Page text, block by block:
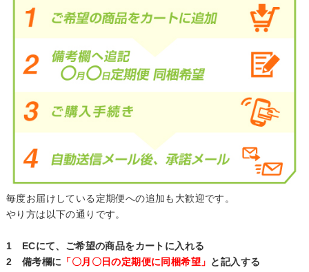
毎度お届けしている定期便への追加も大歓迎です。
やり方は以下の通りです。
1 ECにて、ご希望の商品をカートに入れる
2 備考欄に 「〇月〇日の定期便に同梱希望」 と記入する